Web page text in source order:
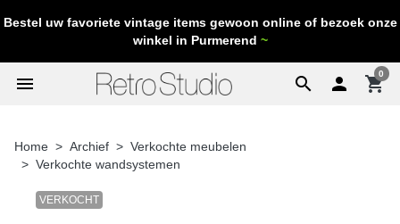
Bestel uw favoriete vintage items gewoon online of bezoek onze
winkel in Purmerend ~
search
menu  shopping_cart
0
Home Archief
Verkochte meubelen
Verkochte wandsystemen
VERKOCHT